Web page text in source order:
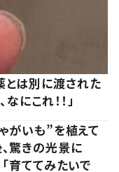
は別に渡された
にこれ！！」
がいも”を植えて
驚きの光景に
「育ててみたいで